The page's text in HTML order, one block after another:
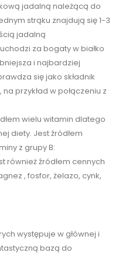
jadalną należącą do
strąku znajdują się 1-3
jadalną
za bogaty w białko
i najbardziej
się jako składnik
przykład w połączeniu z
wielu witamin dlatego
diety. Jest źródłem
z grupy B:
również źródłem cennych
, fosfor, żelazo, cynk,
występuje w głównej i
bazą do